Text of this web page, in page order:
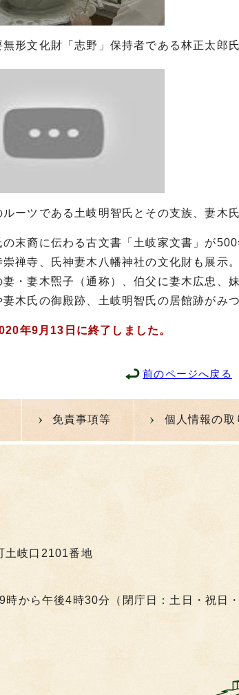
形文化財「志野」保持者である林正太郎
ーツである土岐明智氏とその支族、妻木
の末裔に伝わる古文書「土岐家文書」が
禅寺、氏神妻木八幡神社の文化財も展示。
・妻木煕子（通称）、伯父に妻木広忠、
木氏の御殿跡、土岐明智氏の居館跡がみ
年9月13日に終了しました。
前のページへ戻る
免責事項等 個人情報の取
岐口2101番地
から午後4時30分（閉庁日：土日・祝日・